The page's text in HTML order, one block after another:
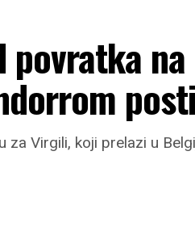
povratka na
Virgili, koji prelazi u